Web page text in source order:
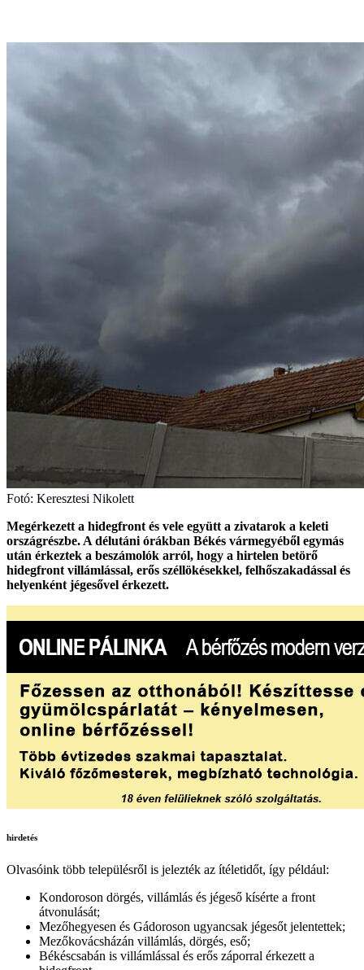
Fotó: Keresztesi Nikolett
Megérkezett a hidegfront és vele együtt a zivatarok a keleti
országrészbe. A délutáni órákban Békés vármegyéből egymás
után érkeztek a beszámolók arról, hogy a hirtelen betörő
hidegfront villámlással, erős széllökésekkel, felhőszakadással és
helyenként jégesővel érkezett.
hirdetés
Olvasóink több településről is jelezték az ítéletidőt, így például:
Kondoroson dörgés, villámlás és jégeső kísérte a front
átvonulását;
Mezőhegyesen és Gádoroson ugyancsak jégesőt jelentettek;
Mezőkovácsházán villámlás, dörgés, eső;
Békéscsabán is villámlással és erős záporral érkezett a